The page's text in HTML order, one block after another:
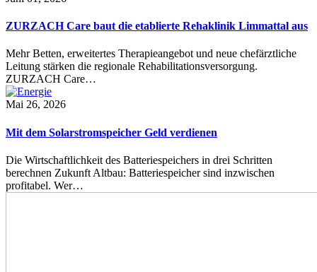
ZURZACH Care baut die etablierte Rehaklinik Limmattal aus
Mehr Betten, erweitertes Therapieangebot und neue chefärztliche
Leitung stärken die regionale Rehabilitationsversorgung.
ZURZACH Care…
Mai 26, 2026
Mit dem Solarstromspeicher Geld verdienen
Die Wirtschaftlichkeit des Batteriespeichers in drei Schritten
berechnen Zukunft Altbau: Batteriespeicher sind inzwischen
profitabel. Wer…